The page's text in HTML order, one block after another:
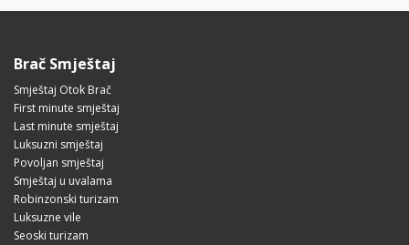
Brač Smještaj
Smještaj Otok Brač
First minute smještaj
Last minute smještaj
Luksuzni smještaj
Povoljan smještaj
Smještaj u uvalama
Robinzonski turizam
Luksuzne vile
Seoski turizam